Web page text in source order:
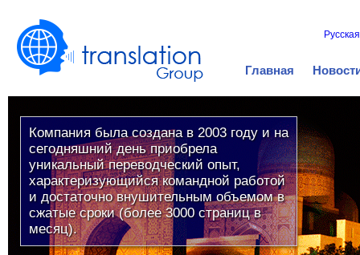
Главная
Компания была создана в 2003 году и на
сегодняшний день приобрела
уникальный переводческий опыт,
характеризующийся командной работой
и достаточно внушительным объемом в
сжатые сроки (более 3000 страниц в
месяц).